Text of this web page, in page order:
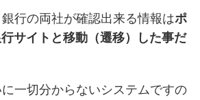
行の両社が確認出来る情報はポ
サイトと移動（遷移）した事だ
一切分からないシステムですの